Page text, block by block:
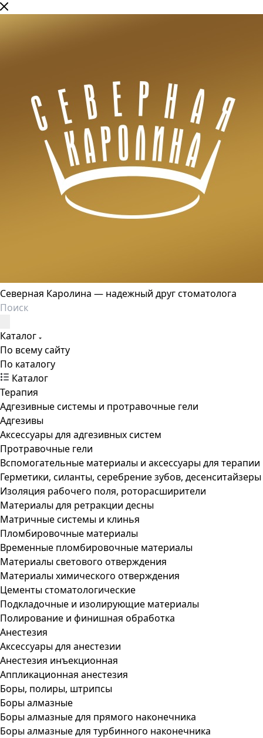
Северная Каролина — надежный друг стоматолога
Каталог
По всему сайту
По каталогу
Каталог
Терапия
Адгезивные системы и протравочные гели
Адгезивы
Аксессуары для адгезивных систем
Протравочные гели
Вспомогательные материалы и аксессуары для терапии
Герметики, силанты, серебрение зубов, десенситайзеры
Изоляция рабочего поля, роторасширители
Материалы для ретракции десны
Матричные системы и клинья
Пломбировочные материалы
Временные пломбировочные материалы
Материалы светового отверждения
Материалы химического отверждения
Цементы стоматологические
Подкладочные и изолирующие материалы
Полирование и финишная обработка
Анестезия
Аксессуары для анестезии
Анестезия инъекционная
Аппликационная анестезия
Боры, полиры, штрипсы
Боры алмазные
Боры алмазные для прямого наконечника
Боры алмазные для турбинного наконечника